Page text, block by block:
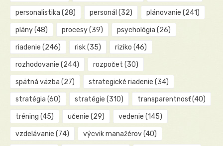
personalistika (28) personál (32) plánovanie (241)
plány(48) procesy(39) psychológia (26)
riadenie (246) risk(35) riziko (46)
rozhodovanie (244) rozpočet (30)
spätná väzba (27) strategické riadenie (34)
stratégia (60) stratégie (310) transparentnosť(40)
tréning (45) učenie (29) vedenie (145)
vzdelávanie (74) výcvik manažérov(40)